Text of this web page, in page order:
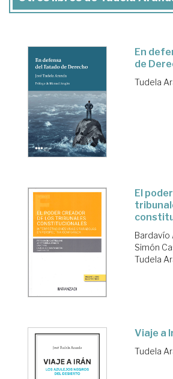
En
de
Tudela
El
Bardavío
Simón
Tudela
Viaje a
Tudela